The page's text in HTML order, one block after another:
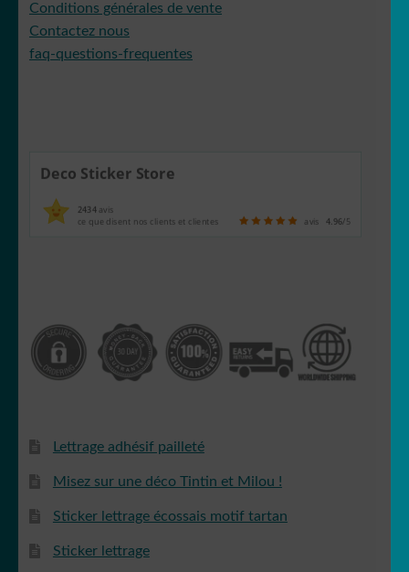
Conditions générales de vente
Contactez nous
faq-questions-frequentes
Deco Sticker Store
2434avis
ce que disent nos clients et clientes avis 4.96/5
Lettrage adhésif pailleté
Misez sur une déco Tintin et Milou !
Sticker lettrage écossais motif tartan
Sticker lettrage